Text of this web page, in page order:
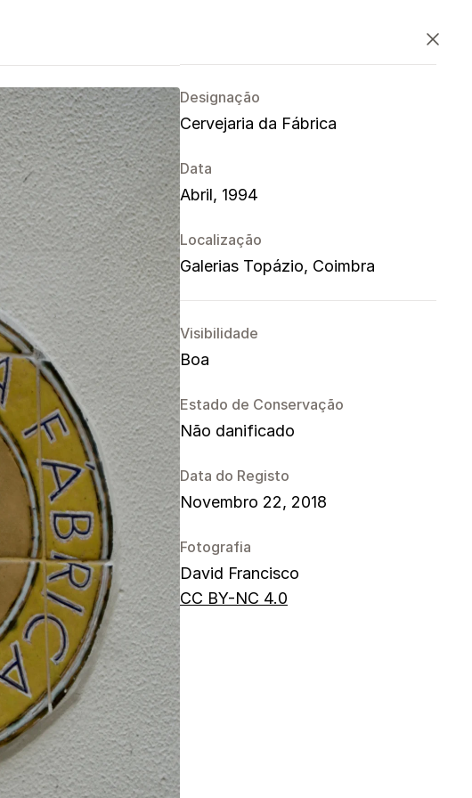
Loja
Fechar
Designação
Cervejaria da Fábrica
Data
Abril, 1994
Localização
Galerias Topázio, Coimbra
Visibilidade
Boa
Estado de Conservação
Não danificado
Data do Registo
Novembro 22, 2018
Fotografia
David Francisco
CC BY-NC 4.0